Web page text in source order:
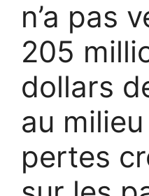
n’a pas
205
dollars
au
pertes